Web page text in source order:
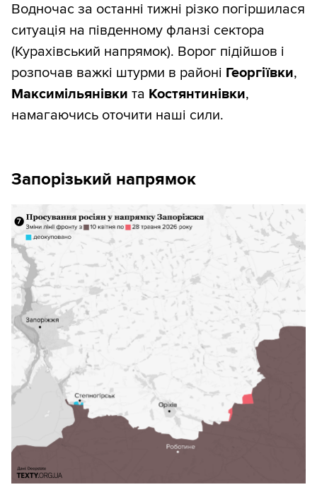
Водночас за останні тижні різко погіршилася
ситуація на південному фланзі сектора
(Курахівський напрямок). Ворог підійшов і
розпочав важкі штурми в районі Георгіївки,
Максимільянівки та Костянтинівки,
намагаючись оточити наші сили.
Запорізький напрямок